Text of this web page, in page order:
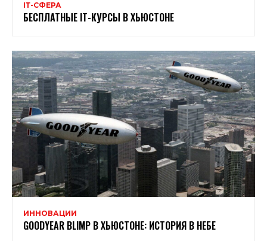
ІТ-СФЕРА
БЕСПЛАТНЫЕ ІТ-КУРСЫ В ХЬЮСТОНЕ
ИННОВАЦИИ
GOODYEAR BLIMP В ХЬЮСТОНЕ: ИСТОРИЯ В НЕБЕ